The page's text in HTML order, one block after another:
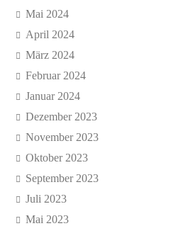
Mai 2024
April 2024
März 2024
Februar 2024
Januar 2024
Dezember 2023
November 2023
Oktober 2023
September 2023
Juli 2023
Mai 2023